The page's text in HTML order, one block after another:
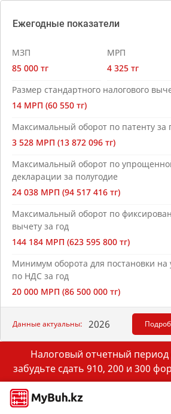
Ежегодные показатели
МЗП
85 000 тг
МРП
4 325 тг
Размер стандартного налогового
14 МРП (60 550 тг)
Максимальный оборот по патенту за
3 528 МРП (13 872 096 тг)
Максимальный оборот по
декларации за полугодие
24 038 МРП (94 517 416 тг)
Максимальный оборот по
вычету за год
144 184 МРП (623 595 800 тг)
Минимум оборота для постановки на
по НДС за год
20 000 МРП (86 500 000 тг)
Данные актуальны: 2026
Налоговый отчетный период
забудьте сдать 910, 200 и 300